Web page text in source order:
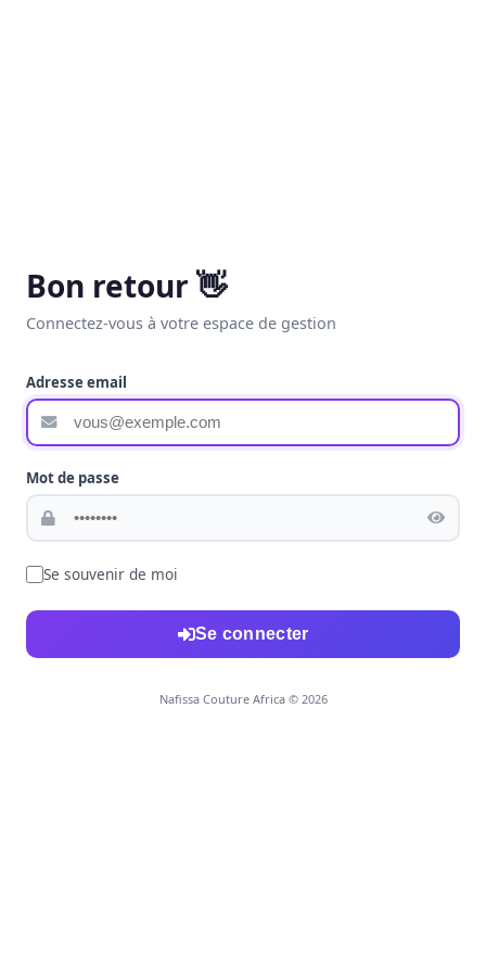
Bon retour 👋
Connectez-vous à votre espace de gestion
Adresse email
Mot de passe
Se souvenir de moi
Se connecter
Nafissa Couture Africa © 2026